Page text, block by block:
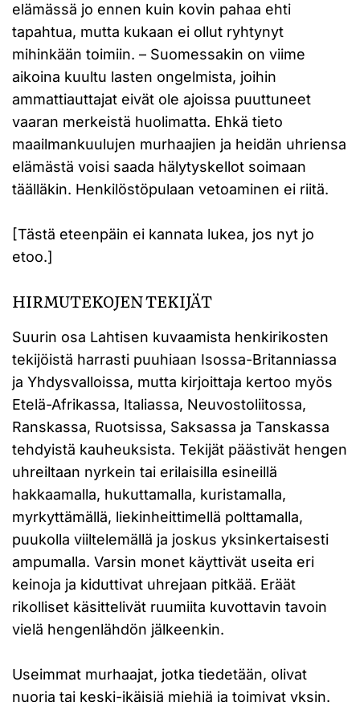
elämässä jo ennen kuin kovin pahaa ehti
tapahtua, mutta kukaan ei ollut ryhtynyt
mihinkään toimiin. – Suomessakin on viime
aikoina kuultu lasten ongelmista, joihin
ammattiauttajat eivät ole ajoissa puuttuneet
vaaran merkeistä huolimatta. Ehkä tieto
maailmankuulujen murhaajien ja heidän uhriensa
elämästä voisi saada hälytyskellot soimaan
täälläkin. Henkilöstöpulaan vetoaminen ei riitä.
[Tästä eteenpäin ei kannata lukea, jos nyt jo
etoo.]
HIRMUTEKOJEN TEKIJÄT
Suurin osa Lahtisen kuvaamista henkirikosten
tekijöistä harrasti puuhiaan Isossa-Britanniassa
ja Yhdysvalloissa, mutta kirjoittaja kertoo myös
Etelä-Afrikassa, Italiassa, Neuvostoliitossa,
Ranskassa, Ruotsissa, Saksassa ja Tanskassa
tehdyistä kauheuksista. Tekijät päästivät hengen
uhreiltaan nyrkein tai erilaisilla esineillä
hakkaamalla, hukuttamalla, kuristamalla,
myrkyttämällä, liekinheittimellä polttamalla,
puukolla viiltelemällä ja joskus yksinkertaisesti
ampumalla. Varsin monet käyttivät useita eri
keinoja ja kiduttivat uhrejaan pitkää. Eräät
rikolliset käsittelivät ruumiita kuvottavin tavoin
vielä hengenlähdön jälkeenkin.
Useimmat murhaajat, jotka tiedetään, olivat
nuoria tai keski-ikäisiä miehiä ja toimivat yksin.